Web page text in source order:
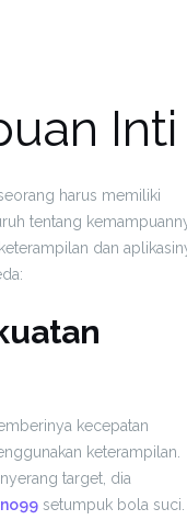
Inti
harus memiliki
tentang
dan
kecepatan
keterampilan.
target, dia
setumpuk bola suci.